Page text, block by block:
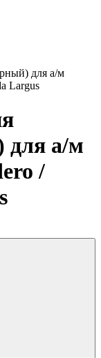
для а/м
Largus
для а/м
/